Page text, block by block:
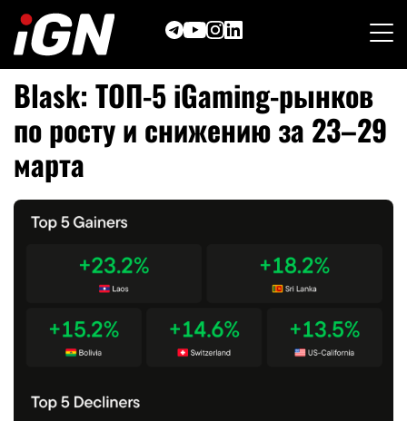
content
Blask: ТОП-5 iGaming-рынков
по росту и снижению за 23–29
марта